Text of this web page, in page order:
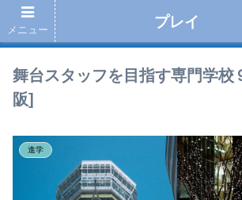
舞台スタッフを目指す専門学校
阪]
進学
メニュー プレイ